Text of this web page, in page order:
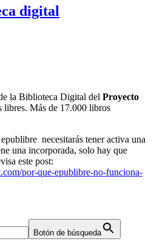
digital
la Biblioteca Digital del Proyecto
libres. Más de 17.000 libros
necesitarás tener activa una
una incorporada, solo hay que
este post:
por-que-epublibre-no-funciona-
Botón de búsqueda